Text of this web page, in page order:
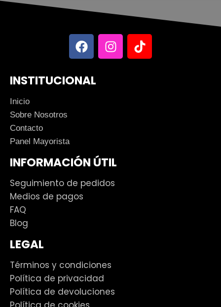
INSTITUCIONAL
Inicio
Sobre Nosotros
Contacto
Panel Mayorista
INFORMACIÓN ÚTIL
Seguimiento de pedidos
Medios de pagos
FAQ
Blog
LEGAL
Términos y condiciones
Política de privacidad
Política de devoluciones